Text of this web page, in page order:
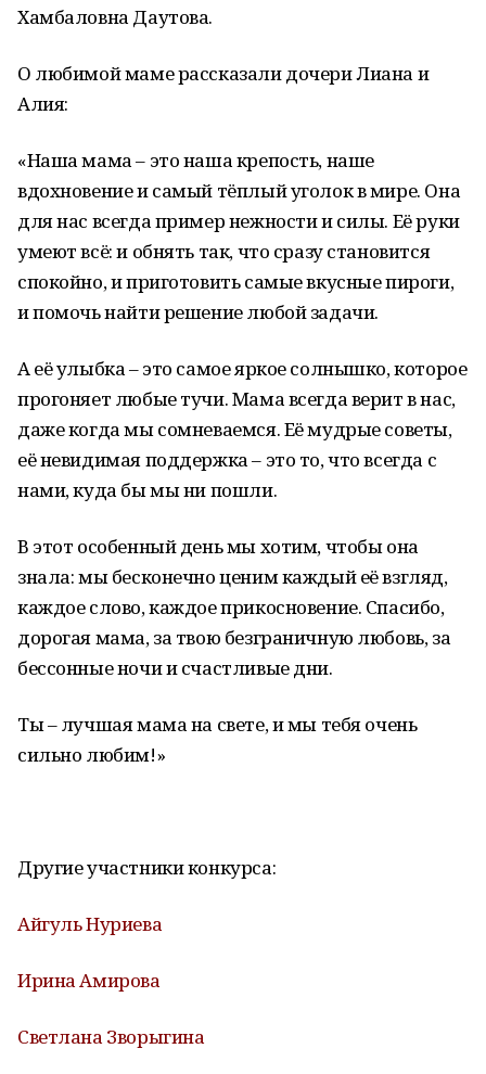
Хамбаловна Даутова.
О любимой маме рассказали дочери Лиана и
Алия:
«Наша мама – это наша крепость, наше
вдохновение и самый тёплый уголок в мире. Она
для нас всегда пример нежности и силы. Её руки
умеют всё: и обнять так, что сразу становится
спокойно, и приготовить самые вкусные пироги,
и помочь найти решение любой задачи.
А её улыбка – это самое яркое солнышко, которое
прогоняет любые тучи. Мама всегда верит в нас,
даже когда мы сомневаемся. Её мудрые советы,
её невидимая поддержка – это то, что всегда с
нами, куда бы мы ни пошли.
В этот особенный день мы хотим, чтобы она
знала: мы бесконечно ценим каждый её взгляд,
каждое слово, каждое прикосновение. Спасибо,
дорогая мама, за твою безграничную любовь, за
бессонные ночи и счастливые дни.
Ты – лучшая мама на свете, и мы тебя очень
сильно любим!»
Другие участники конкурса:
Айгуль Нуриева
Ирина Амирова
Светлана Зворыгина